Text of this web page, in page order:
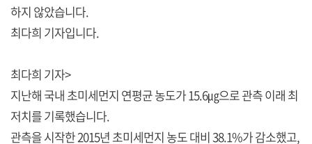
하지 않았습니다.
최다희 기자입니다.
최다희 기자>
지난해 국내 초미세먼지 연평균 농도가 15.6㎍으로 관측 이래 최
저치를 기록했습니다.
관측을 시작한 2015년 초미세먼지 농도 대비 38.1%가 감소했고,